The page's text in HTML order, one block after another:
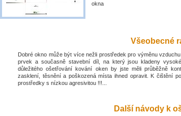
okna
Všeobecné
Dobré okno může být více nežli prostředek pro výměnu
prvek a současně stavební díl, na který jsou kladeny
důležitého ošetřování kování oken by jste měli průběžně
zasklení, těsnění a poškozená místa ihned opravit. K čištění
prostředky s nízkou agresivitou !!!...
Další návody k